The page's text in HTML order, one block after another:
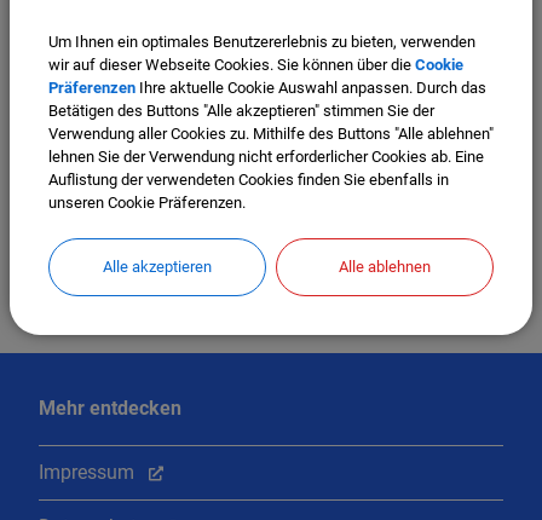
Cookies Anpassen
Mehr entdecken
Impressum
Um Ihnen ein optimales Benutzererlebnis zu bieten, verwenden
wir auf dieser Webseite Cookies. Sie können über die Cookie
Präferenzen Ihre aktuelle Cookie Auswahl anpassen. Durch das
Betätigen des Buttons "Alle akzeptieren" stimmen Sie der
Verwendung aller Cookies zu. Mithilfe des Buttons "Alle ablehnen"
lehnen Sie der Verwendung nicht erforderlicher Cookies ab. Eine
Auflistung der verwendeten Cookies finden Sie ebenfalls in
unseren Cookie Präferenzen.
Alle akzeptieren Alle ablehnen